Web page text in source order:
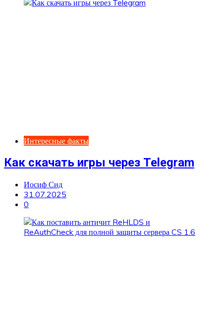
Интересные факты
Как скачать игры через Telegram
Иосиф Сид
31.07.2025
0